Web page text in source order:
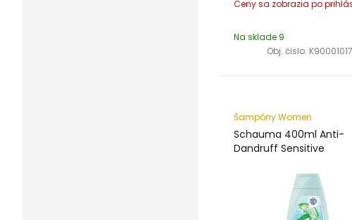
Na sklade 9
Obj. čislo:
Šampóny Women
Schauma 400ml Anti-
Dandruff Sensitive